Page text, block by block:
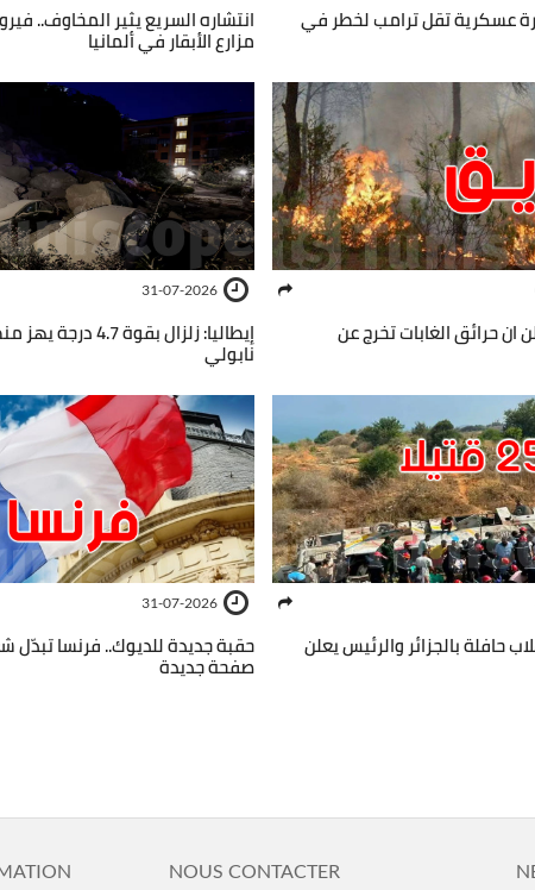
عسكرية تقل ترامب لخطر في انتشاره السريع يثير المخاوف..
مزارع الأبقار في ألمانيا
ان حرائق الغابات تخرج عن
31-07-2026
إيطاليا: زلزال بقوة
نابولي
حافلة بالجزائر والرئيس يعلن
31-07-2026
حقبة جديدة للديوك.. فرنسا تبدّل
صفحة جديدة
NOUS CONTACTER